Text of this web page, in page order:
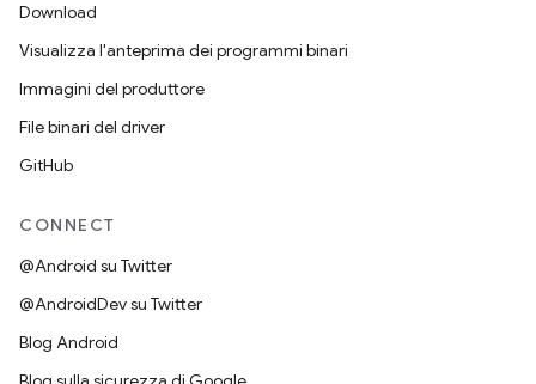
Download
Visualizza l'anteprima dei programmi binari
Immagini del produttore
File binari del driver
GitHub
CONNECT
@Android su Twitter
@AndroidDev su Twitter
Blog Android